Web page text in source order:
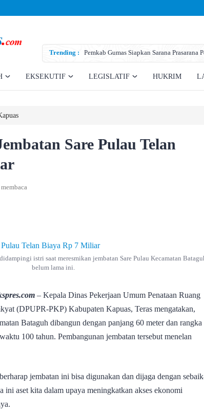
Trending : Pemkab Gumas Siapkan Sarana Prasarana
EKSEKUTIF LEGISLATIF HUKRIM
Sare Pulau Telan
istri saat meresmikan jembatan Sare Pulau Kecamatan
belum lama ini.
– Kepala Dinas Pekerjaan Umum Penataan Ruang
(DPUPR-PKP) Kabupaten Kapuas, Teras mengatakan,
Bataguh dibangun dengan panjang 60 meter dan rangka
100 tahun. Pembangunan jembatan tersebut menelan
jembatan ini bisa digunakan dan dijaga dengan
ini aset kita dalam upaya meningkatkan akses ekonomi